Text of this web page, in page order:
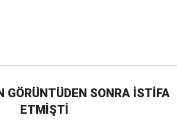
GÖRÜNTÜDEN SONRA İSTİFA
ETMİŞTİ